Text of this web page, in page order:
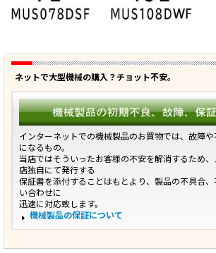
ネットで大型機械の購入？チョット不安。
インターネットでの機械製品のお買物では、故障
になるもの。
当店ではそういったお客様の不安を解消するため
店独自にて発行する
保証書を添付することはもとより、製品の不具合
い合わせに
迅速に対応致します。
機械製品の保証について